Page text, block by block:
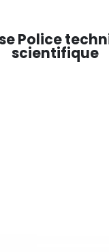
Police
scientifique